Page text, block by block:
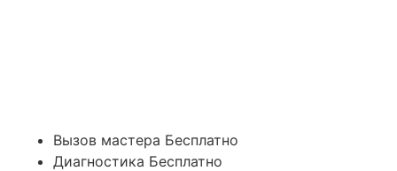
Вызов мастера Бесплатно
Диагностика Бесплатно